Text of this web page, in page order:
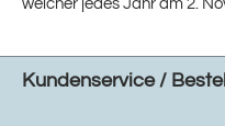
welcher jedes Jahr am 2.
Kundenservice /